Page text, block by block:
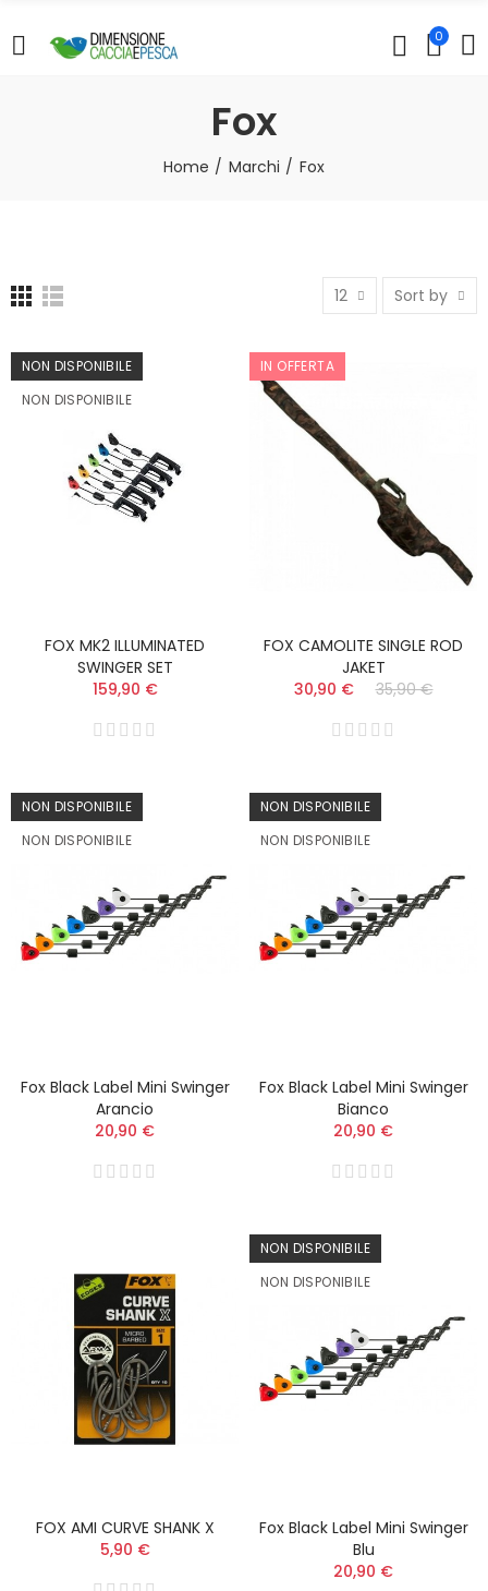
0
Fox
Home Marchi Fox
12 Sort by
NON DISPONIBILE
NON DISPONIBILE
FOX MK2 ILLUMINATED
SWINGER SET
159,90 €
IN OFFERTA
FOX CAMOLITE SINGLE ROD
JAKET
30,90 €
35,90 €
NON DISPONIBILE
NON DISPONIBILE
Fox Black Label Mini Swinger
Arancio
20,90 €
NON DISPONIBILE
NON DISPONIBILE
Fox Black Label Mini Swinger
Bianco
20,90 €
FOX AMI CURVE SHANK X
5,90 €
NON DISPONIBILE
NON DISPONIBILE
Fox Black Label Mini Swinger
Blu
20,90 €